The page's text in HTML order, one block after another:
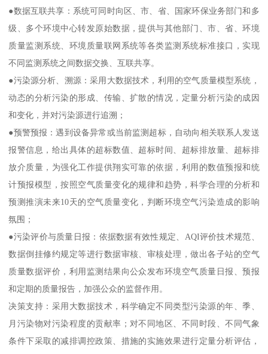
●数据互联共享：系统可同时向区、市、省、国家环保业务部门和多
级、多个环境中心转发原始数据，提供与其他部门、市、省、环境
质量监测系统、环境质量联网系统等各类监测系统标准接口，实现
不同监测系统之间数据交换、互联共享。
●污染源分析、溯源：采用大数据技术，利用的空气质量模型系统，
动态的分析污染的形成、传输、扩散的情况，定量分析污染的成因
和变化，并对污染源进行追溯；
●预警预报：遇到设备异常或当前监测超标，自动向相关联系人发送
报警信息，给出具体的超标数值、超标时间、超标排放量、超标排
放介质量，为强化工作提供翔实可靠的依据，利用的数值预报和统
计预报模型，按照空气质量变化的规律和趋势，科学合理的分析和
预测推演未来10天的空气质量变化，判断环境空气污染造成的影响
氛围；
●污染评价与质量日报：依据数据有效性规定、AQI评价技术规范、
数据倒挂修约规定等进行数据审核、审核处理，做出各子站的空气
质量数据评价，利用监测结果向公众发布环境空气质量日报、预报
和定期的质量报告，加强公众的监督作用。
决策支持：采用大数据技术，科学确定不同类型污染源的年、季、
月污染物对污染程度的贡献率；对不同地区、不同时段、不同气象
条件下采取的减排调控政策、措施的实施效果进行定量分析评估，